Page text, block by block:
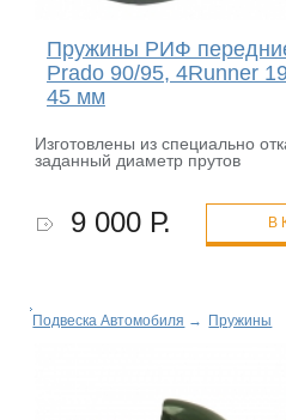
Пружины РИФ
Prado 90/95, 4Runner
45 мм
Изготовлены из специально
заданный диаметр прутов
9 000 Р. В
Подвеска Автомобиля → Пружины